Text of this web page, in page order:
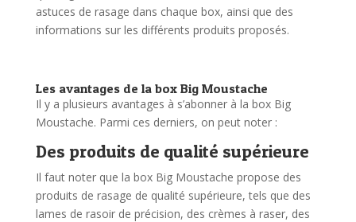
astuces de rasage dans chaque box, ainsi que des
informations sur les différents produits proposés.
Les avantages de la box Big Moustache
Il y a plusieurs avantages à s’abonner à la box Big
Moustache. Parmi ces derniers, on peut noter :
Des produits de qualité supérieure
Il faut noter que la box Big Moustache propose des
produits de rasage de qualité supérieure, tels que des
lames de rasoir de précision, des crèmes à raser, des